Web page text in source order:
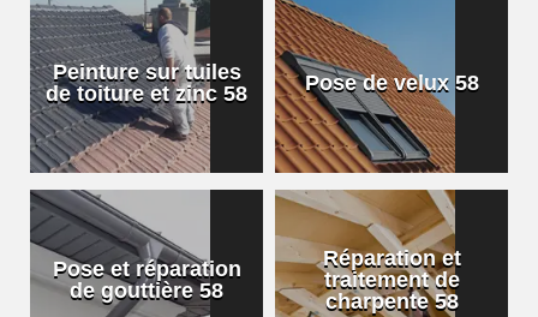
Peinture sur tuiles
de toiture et zinc 58
Pose de velux 58
Pose et réparation
de gouttière 58
Réparation et
traitement de
charpente 58